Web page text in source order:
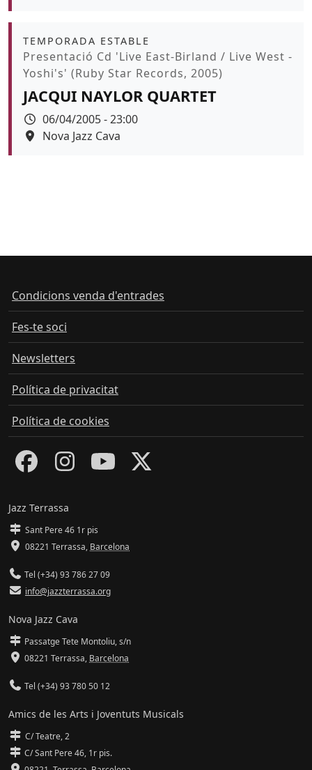
Àmbit
TEMPORADA ESTABLE
Promoció
Presentació Cd 'Live East-Birland / Live West -
Yoshi's' (Ruby Star Records, 2005)
JACQUI NAYLOR QUARTET
Data
06/04/2005 - 23:00
Espai
Nova Jazz Cava
Condicions venda d'entrades
Fes-te soci
Newsletters
Política de privacitat
Política de cookies
Jazz Terrassa
Sant Pere 46 1r pis
08221 Terrassa, Barcelona
Tel (+34) 93 786 27 09
info@jazzterrassa.org
Nova Jazz Cava
Passatge Tete Montoliu, s/n
08221 Terrassa, Barcelona
Tel (+34) 93 780 50 12
Amics de les Arts i Joventuts Musicals
C/ Teatre, 2
C/ Sant Pere 46, 1r pis.